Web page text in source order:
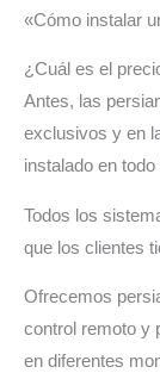
«Cómo instalar
¿Cuál es el
Antes, las
exclusivos y en
instalado en
Todos los
que los clientes
Ofrecemos
control remoto y
en diferentes